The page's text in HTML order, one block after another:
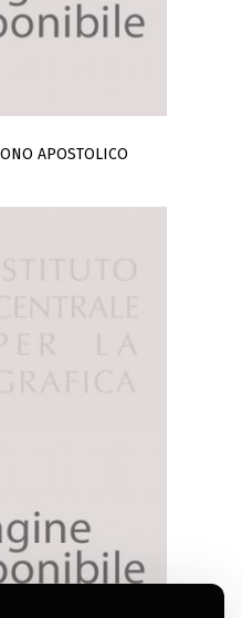
APOSTOLICO